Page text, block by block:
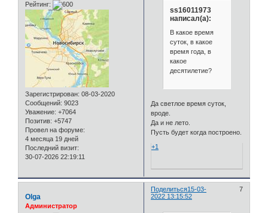
Рейтинг:
Зарегистрирован: 08-03-2020
Сообщений: 9023
Уважение: +7064
Позитив: +5747
Провел на форуме:
4 месяца 19 дней
Последний визит:
30-07-2026 22:19:11
ss16011973
написал(а):
В какое время
суток, в какое
время года, в
какое
десятилетие?
Да светлое время суток,
вроде.
Да и не лето.
Пусть будет когда построено.
+1
Поделиться 7
15-03-
2022 13:15:52
Olga
Администратор